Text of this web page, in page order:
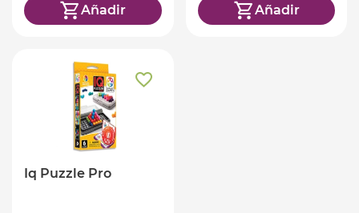
Añadir Añadir
Iq Puzzle Pro